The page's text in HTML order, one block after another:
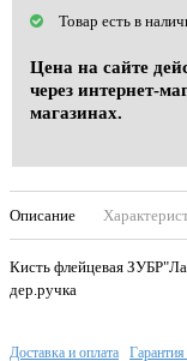
Товар есть в
Цена на сайте
через интернет-
магазинах.
Описание
Кисть флейцевая
дер.ручка
Доставка и оплата